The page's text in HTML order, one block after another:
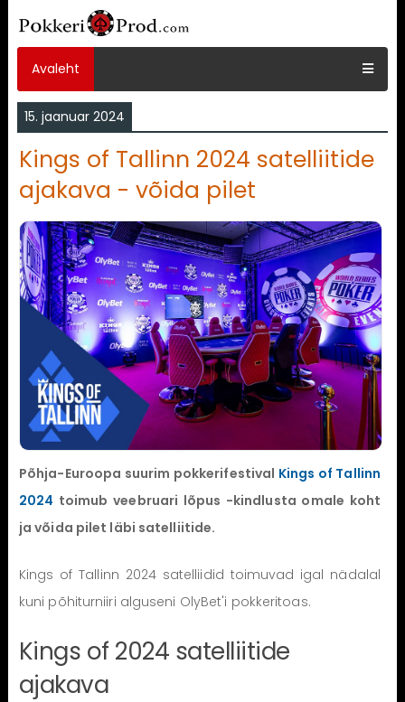
Avaleht
15. jaanuar 2024
Kings of Tallinn 2024 satelliitide
ajakava - võida pilet
Põhja-Euroopa suurim pokkerifestival Kings of Tallinn
2024 toimub veebruari lõpus -kindlusta omale koht
ja võida pilet läbi satelliitide.
Kings of Tallinn 2024 satelliidid toimuvad igal nädalal
kuni põhiturniiri alguseni OlyBet'i pokkeritoas.
Kings of 2024 satelliitide
ajakava